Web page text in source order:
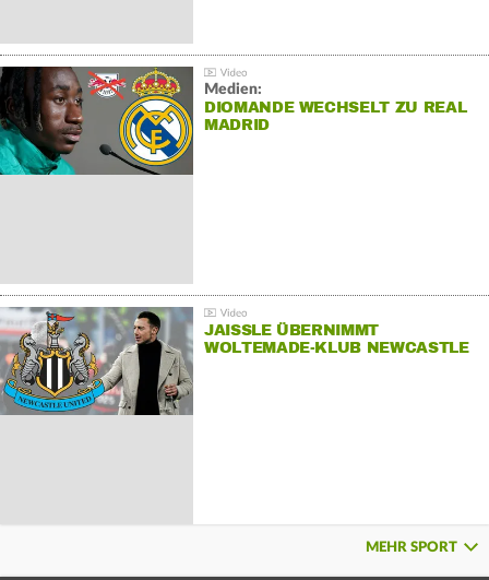
Medien:
DIOMANDE WECHSELT ZU REAL
MADRID
JAISSLE ÜBERNIMMT
WOLTEMADE-KLUB NEWCASTLE
MEHR SPORT